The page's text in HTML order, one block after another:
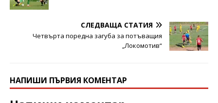
СЛЕДВАЩА СТАТИЯ
Четвърта поредна загуба за потъващия
„Локомотив“
НАПИШИ ПЪРВИЯ КОМЕНТАР